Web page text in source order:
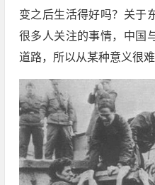
变之后生活得好吗？关于
很多人关注的事情，中国
道路，所以从某种意义很